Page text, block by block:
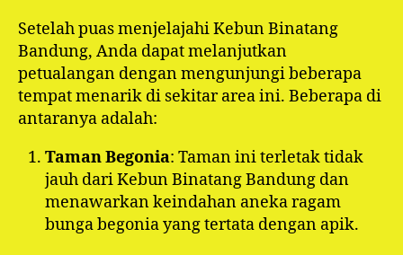
Setelah puas menjelajahi Kebun Binatang
Bandung, Anda dapat melanjutkan
petualangan dengan mengunjungi beberapa
tempat menarik di sekitar area ini. Beberapa di
antaranya adalah:
Taman Begonia: Taman ini terletak tidak
jauh dari Kebun Binatang Bandung dan
menawarkan keindahan aneka ragam
bunga begonia yang tertata dengan apik.